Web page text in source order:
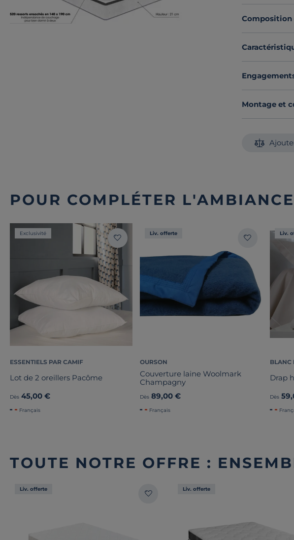
Découvrez
Composition
Montage et
POUR COMPLÉTER L'AMBIANCE
Exclusivité
ESSENTIELS PAR CAMIF
Lot de 2 oreillers Pacôme
Dès 45,00 €
Français
Liv. offerte
OURSON
Couverture laine Woolmark
Champagny
Dès 89,00 €
Français
Liv.
BLANC
Drap
Dès
TOUTE NOTRE OFFRE :
Liv. offerte Liv. offerte